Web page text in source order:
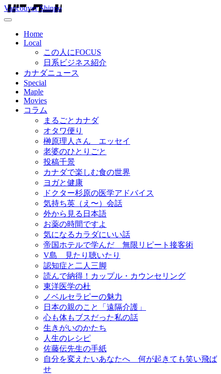
Vancouver Shinpo
Home
Local
この人にFOCUS
日系ビジネス紹介
カナダニュース
Special
Maple
Movies
コラム
まるごとカナダ
オタワ便り
榊原理人さん エッセイ
老婆のひとりごと
投稿千景
カナダで楽しむ食の世界
ヨガと健康
ドクター杉原の医学アドバイス
気持ち英（え〜）会話
外から見る日本語
お薬の時間ですよ
気になるカラダにいい話
帝国ホテルで学んだ 無限リピート接客術
V島 見たり聴いたり
認知症と二人三脚
読んで納得！カップル・カウンセリング
東洋医学の杜
ノベルセラピーの魅力
日本の親のこと「遠隔介護」
心も体もブスだった私の話
生きがいのかたち
人生のレシピ
佐藤伝先生の手紙
自分を変えたいあなたへ 何が起きても笑い飛ば
せ